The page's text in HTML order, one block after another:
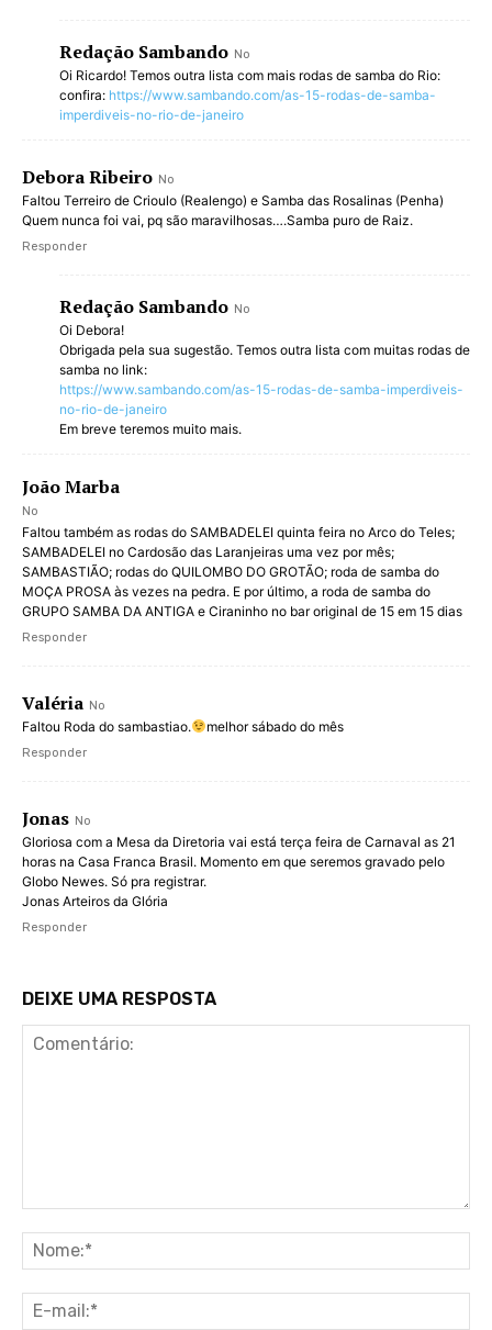
Redação Sambando No
Oi Ricardo! Temos outra lista com mais rodas de samba do Rio:
confira: https://www.sambando.com/as-15-rodas-de-samba-
imperdiveis-no-rio-de-janeiro
Debora Ribeiro No
Faltou Terreiro de Crioulo (Realengo) e Samba das Rosalinas (Penha)
Quem nunca foi vai, pq são maravilhosas….Samba puro de Raiz.
Responder
Redação Sambando No
Oi Debora!
Obrigada pela sua sugestão. Temos outra lista com muitas rodas de
samba no link:
https://www.sambando.com/as-15-rodas-de-samba-imperdiveis-
no-rio-de-janeiro
Em breve teremos muito mais.
João Marba
No
Faltou também as rodas do SAMBADELEI quinta feira no Arco do Teles;
SAMBADELEI no Cardosão das Laranjeiras uma vez por mês;
SAMBASTIÃO; rodas do QUILOMBO DO GROTÃO; roda de samba do
MOÇA PROSA às vezes na pedra. E por último, a roda de samba do
GRUPO SAMBA DA ANTIGA e Ciraninho no bar original de 15 em 15 dias
Responder
Valéria No
Faltou Roda do sambastiao. melhor sábado do mês
Responder
Jonas No
Gloriosa com a Mesa da Diretoria vai está terça feira de Carnaval as 21
horas na Casa Franca Brasil. Momento em que seremos gravado pelo
Globo Newes. Só pra registrar.
Jonas Arteiros da Glória
Responder
DEIXE UMA RESPOSTA